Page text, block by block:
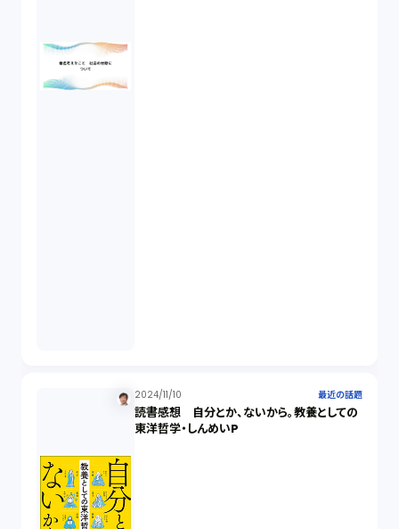
2024/11/10 最近の話題
読書感想 自分とか、ないから。教養としての
東洋哲学・しんめいP